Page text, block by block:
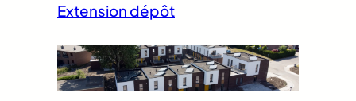
Extension dépôt